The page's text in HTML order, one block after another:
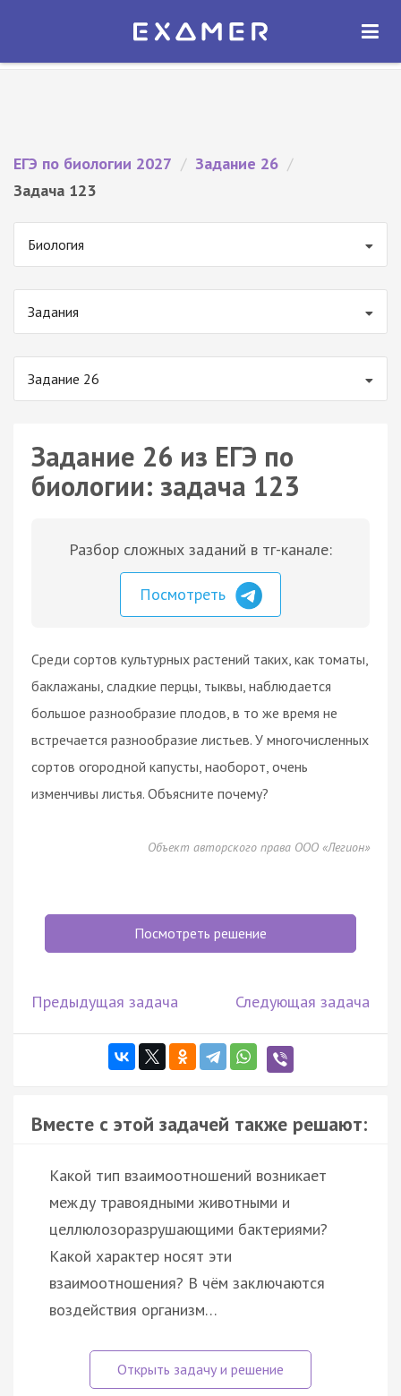
Экзамер — ЕГЭ 2027
ОТКРЫТЬ
ЕГЭ по биологии 2027 / Задание 26 /
Задача 123
Биология
Задания
Задание 26
Задание 26 из ЕГЭ по
биологии: задача 123
Разбор сложных заданий в тг-канале:
Посмотреть
Среди сортов культурных растений таких, как томаты,
баклажаны, сладкие перцы, тыквы, наблюдается
большое разнообразие плодов, в то же время не
встречается разнообразие листьев. У многочисленных
сортов огородной капусты, наоборот, очень
изменчивы листья. Объясните почему?
Объект авторского права ООО «Легион»
Посмотреть решение
Предыдущая задача Следующая задача
Вместе с этой задачей также решают:
Какой тип взаимоотношений возникает
между травоядными животными и
целлюлозоразрушающими бактериями?
Какой характер носят эти
взаимоотношения? В чём заключаются
воздействия организм…